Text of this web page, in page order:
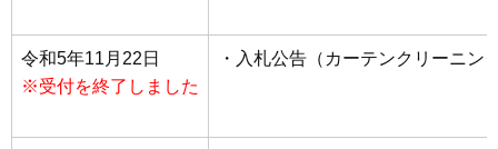
令和5年11月22日
※受付を終了しました
・入札公告（カーテンクリーニン